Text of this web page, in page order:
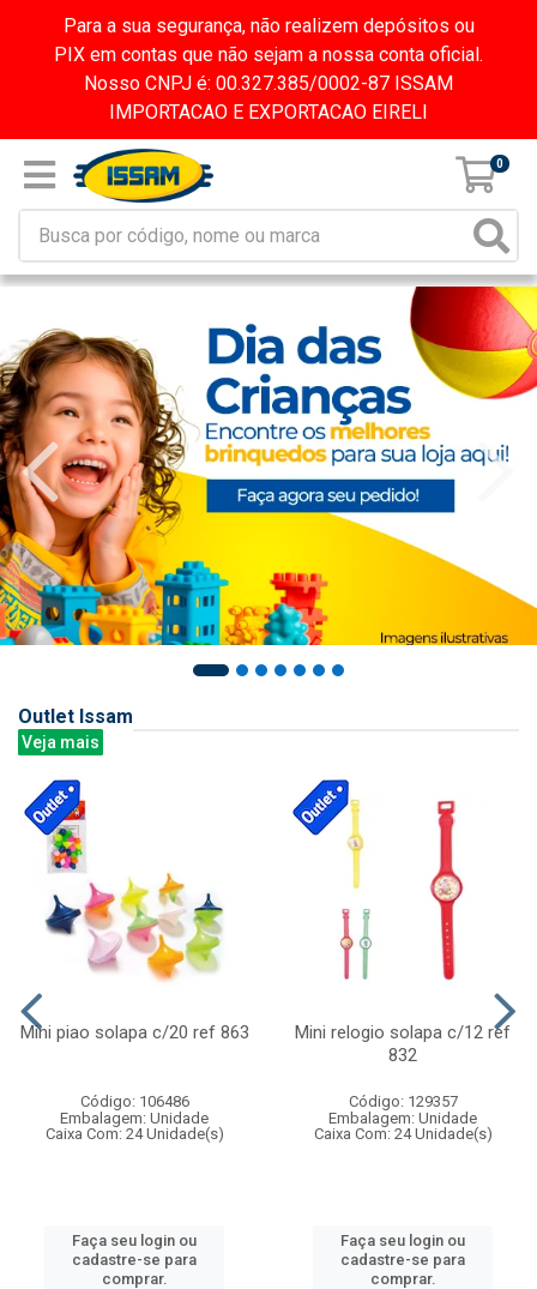
Para a sua segurança, não realizem depósitos ou
PIX em contas que não sejam a nossa conta oficial.
Nosso CNPJ é: 00.327.385/0002-87 ISSAM
IMPORTACAO E EXPORTACAO EIRELI
0
Outlet Issam
Veja mais
Mini piao solapa c/20 ref 863
Código: 106486
Embalagem: Unidade
Caixa Com: 24 Unidade(s)
Faça seu login ou
cadastre-se para
comprar.
Mini relogio solapa c/12 ref
832
Código: 129357
Embalagem: Unidade
Caixa Com: 24 Unidade(s)
Faça seu login ou
cadastre-se para
comprar.